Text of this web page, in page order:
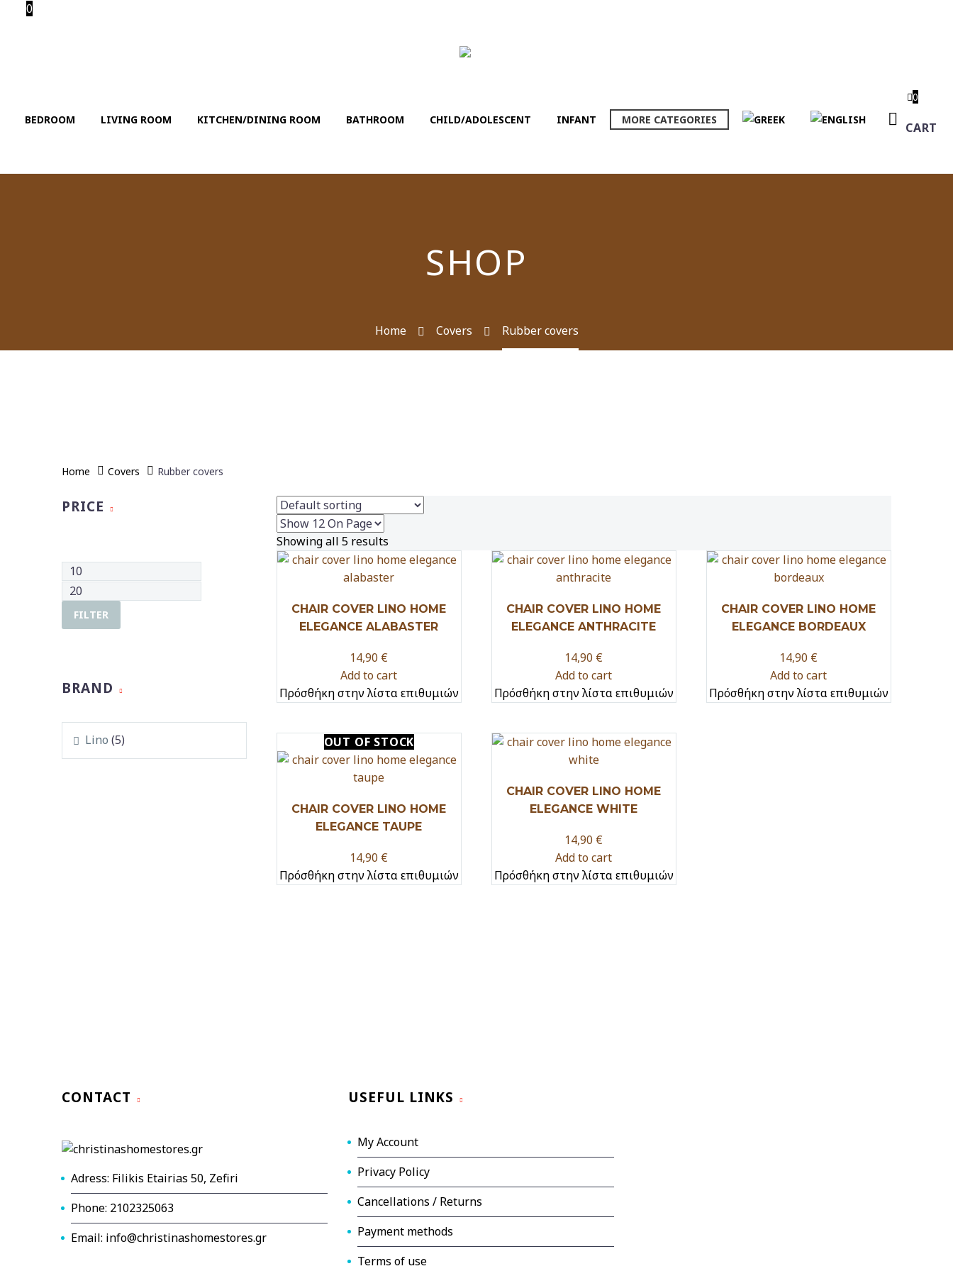
0
BEDROOM LIVING ROOM KITCHEN/DINING ROOM BATHROΟM CHILD/ADOLESCENT INFANT MORE CATEGORIES
0
CART
SHOP
Home Covers Rubber covers
Home Covers Rubber covers
Showing all 5 results
CHAIR COVER LINO HOME
ELEGANCE ALABASTER
14,90 €
Add to cart
Πρόσθήκη στην λίστα επιθυμιών
CHAIR COVER LINO HOME
ELEGANCE ANTHRACITE
14,90 €
Add to cart
Πρόσθήκη στην λίστα επιθυμιών
CHAIR COVER LINO HOME
ELEGANCE BORDEAUX
14,90 €
Add to cart
Πρόσθήκη στην λίστα επιθυμιών
OUT OF STOCK
CHAIR COVER LINO HOME
ELEGANCE TAUPE
14,90 €
Πρόσθήκη στην λίστα επιθυμιών
CHAIR COVER LINO HOME
ELEGANCE WHITE
14,90 €
Add to cart
Πρόσθήκη στην λίστα επιθυμιών
PRICE
FILTER
BRAND
Lino (5)
CONTACT
Adress: Filikis Etairias 50, Zefiri
Phone: 2102325063
Email: info@christinashomestores.gr
USEFUL LINKS
My Account
Privacy Policy
Cancellations / Returns
Payment methods
Terms of use